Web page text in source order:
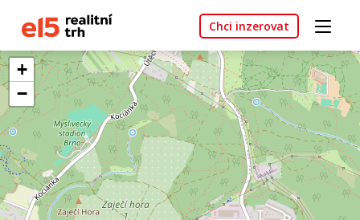
Chci inzerovat
+
−